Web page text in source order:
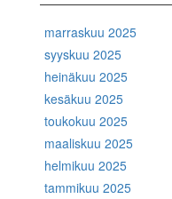
marraskuu 2025
syyskuu 2025
heinäkuu 2025
kesäkuu 2025
toukokuu 2025
maaliskuu 2025
helmikuu 2025
tammikuu 2025